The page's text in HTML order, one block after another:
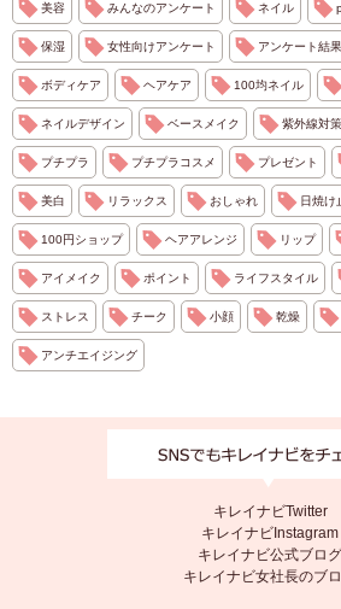
美容 みんなのアンケート ネイル
保湿 女性向けアンケート アンケート結
ボディケア ヘアケア 100均ネイル
ネイルデザイン ベースメイク 紫外線対策
プチプラ プチプラコスメ プレゼント
美白 リラックス おしゃれ 日焼け
100円ショップ ヘアアレンジ リップ
アイメイク ポイント ライフスタイル
ストレス チーク 小顔 乾燥
アンチエイジング
キレイナビTwitter
キレイナビInstagram
キレイナビ公式ブログ
キレイナビ女社長のブ